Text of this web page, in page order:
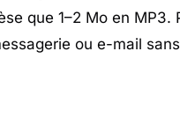
que 1–2 Mo en
ou e-mail